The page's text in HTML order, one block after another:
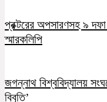
প্রক্টরের অপসারণসহ ৯ দফা
স্মারকলিপি
জগন্নাথ বিশ্ববিদ্যালয়
বিবৃতি’